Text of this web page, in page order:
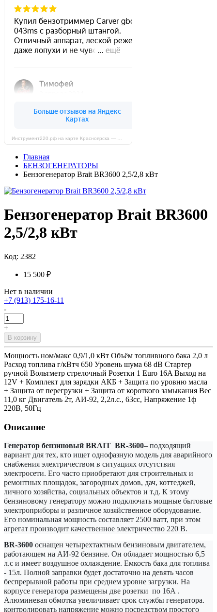
Главная
БЕНЗОГЕНЕРАТОРЫ
Бензогенератор Brait BR3600 2,5/2,8 кВт
Бензогенератор Brait BR3600
2,5/2,8 кВт
Код: 2382
15 500 ₽
Нет в наличии
+7 (913) 175-16-11
-
+
В корзину
Мощность ном/макс 0,9/1,0 кВт Объём топливного бака 2,0 л
Расход топлива г/кВтч 650 Уровень шума 68 dB Стартер
ручной Вольтметр стрелочный Розетки 1 Euro 16A Выход на
12V + Комплект для зарядки АКБ + Защита по уровню масла
+ Защита от перегрузки + Защита от короткого замыкания Вес
11,0 кг Двигатель 2т, АИ-92, 2,2л.с., 63сс, Напряжение 1ф
220В, 50Гц
Описание
Генератор бензиновый BRAIT BR-3600– подходящий
вариант для тех, кто ищет однофазную модель для аварийного
снабжения электричеством в ситуациях отсутствия
электросети. Его часто приобретают для строительных и
ремонтных площадок, загородных домов, дач, коттеджей,
личного хозяйства, социальных объектов и т.д. К этому
бензиновому генератору можно подключать мощные бытовые
электроприборы и различное хозяйственное оборудование.
Его номинальная мощность составляет 2500 ватт, при этом
агрегат производит качественное электричество 220 В.
BR-3600 оснащен четырехтактным бензиновым двигателем,
работающем на АИ-92 бензине. Он обладает мощностью 6,5
л.с и имеет воздушное охлаждение. Емкость бака для топлива
- 15л. Полной заправки будет достаточно на девять часов
беспрерывной работы при среднем уровне загрузки. На
корпусе генератора размещены две розетки по 16А .
Алюминевая обмотка увеличивает срок службы генератора.
контролировать напряжение можно посредством простого